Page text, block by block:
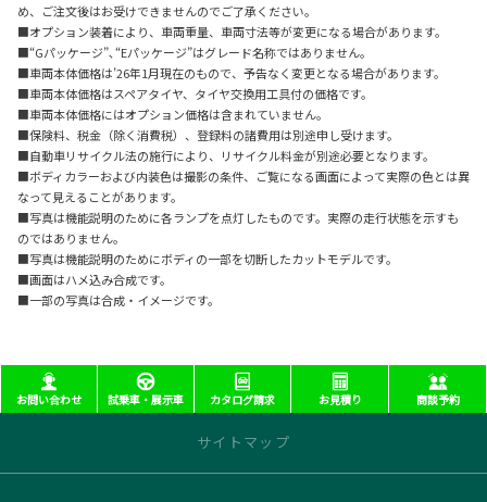
め、ご注文後はお受けできませんのでご了承ください。
■オプション装着により、車両重量、車両寸法等が変更になる場合があります。
■“Gパッケージ”､“Eパッケージ”はグレード名称ではありません。
■車両本体価格は’26年1月現在のもので、予告なく変更となる場合があります。
■車両本体価格はスペアタイヤ、タイヤ交換用工具付の価格です。
■車両本体価格にはオプション価格は含まれていません。
■保険料、税金（除く消費税）、登録料の諸費用は別途申し受けます。
■自動車リサイクル法の施行により、リサイクル料金が別途必要となります。
■ボディカラーおよび内装色は撮影の条件、ご覧になる画面によって実際の色とは異
なって見えることがあります。
■写真は機能説明のために各ランプを点灯したものです。実際の走行状態を示すも
のではありません。
■写真は機能説明のためにボディの一部を切断したカットモデルです。
■画面はハメ込み合成です。
■一部の写真は合成・イメージです。
お問い合わせ 試乗車・展示車 カタログ請求 お見積り 商談予約
サイトマップ